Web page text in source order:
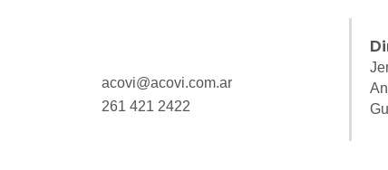
acovi@acovi.com.ar
261 421 2422